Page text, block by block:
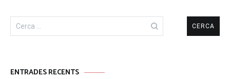
Cerca:
ENTRADES RECENTS